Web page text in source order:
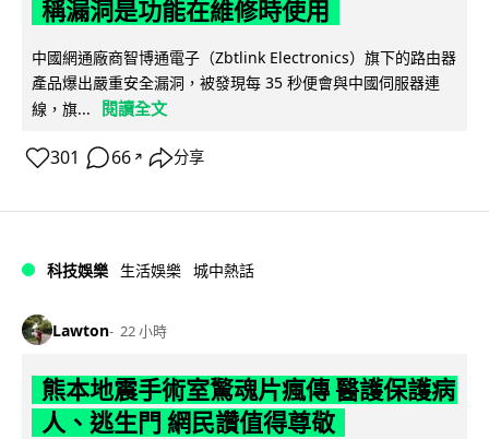
稱漏洞是功能在維修時使用
中國網通廠商智博通電子（Zbtlink Electronics）旗下的路由器
產品爆出嚴重安全漏洞，被發現每 35 秒便會與中國伺服器連
線，旗...
閱讀全文
301 66 ↗ 分享
科技娛樂 生活娛樂 城中熱話
Lawton 22 小時
熊本地震手術室驚魂片瘋傳 醫護保護病
人、逃生門 網民讚值得尊敬